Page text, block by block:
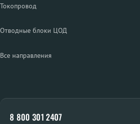
Токопровод
Отводные блоки ЦОД
Все направления
8 800 301 2407